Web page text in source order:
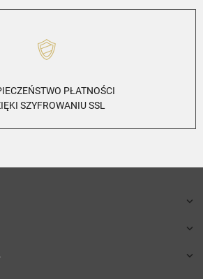
PŁATNOŚCI
SZYFROWANIU SSL


